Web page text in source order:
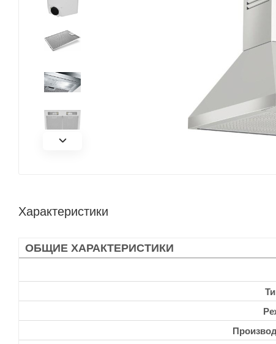
Характеристики
ОБЩИЕ ХАРАКТЕРИСТИКИ